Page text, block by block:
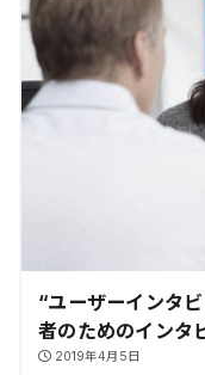
“ユーザーインタ
者のためのインタ
2019年4月5日